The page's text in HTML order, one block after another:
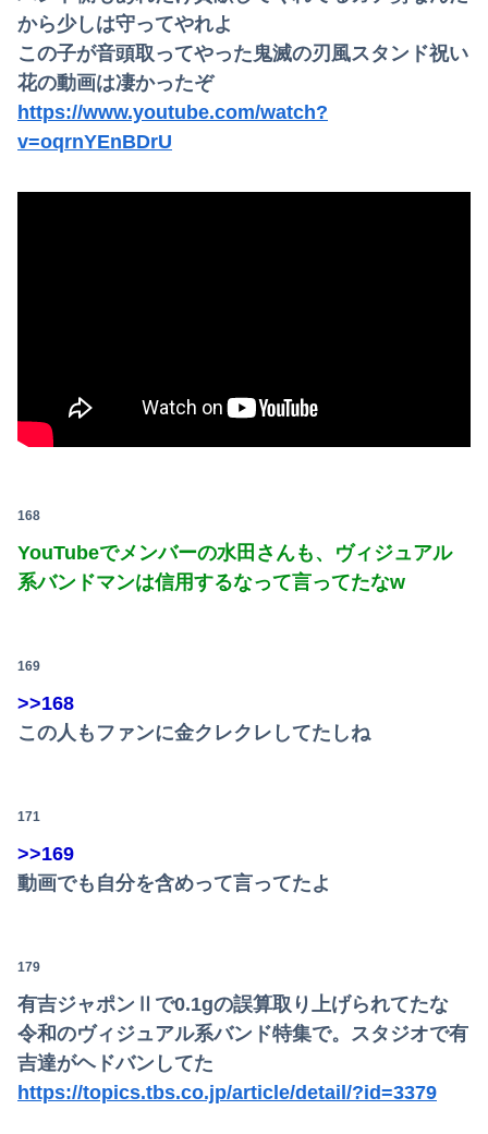
から少しは守ってやれよ
この子が音頭取ってやった鬼滅の刃風スタンド祝い
花の動画は凄かったぞ
https://www.youtube.com/watch?
v=oqrnYEnBDrU
168
YouTubeでメンバーの水田さんも、ヴィジュアル
系バンドマンは信用するなって言ってたなw
169
>>168
この人もファンに金クレクレしてたしね
171
>>169
動画でも自分を含めって言ってたよ
179
有吉ジャポンⅡで0.1gの誤算取り上げられてたな
令和のヴィジュアル系バンド特集で。スタジオで有
吉達がヘドバンしてた
https://topics.tbs.co.jp/article/detail/?id=3379